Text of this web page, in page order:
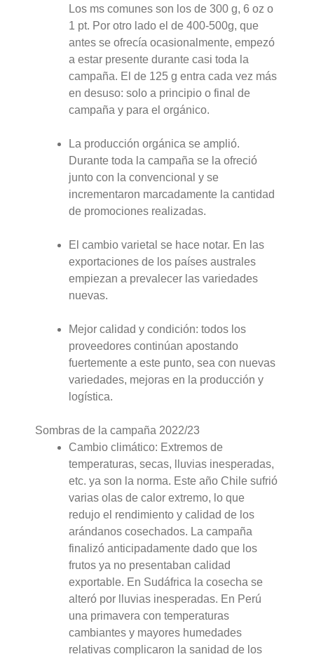
Los ms comunes son los de 300 g, 6 oz o
1 pt. Por otro lado el de 400-500g, que
antes se ofrecía ocasionalmente, empezó
a estar presente durante casi toda la
campaña. El de 125 g entra cada vez más
en desuso: solo a principio o final de
campaña y para el orgánico.
La producción orgánica se amplió.
Durante toda la campaña se la ofreció
junto con la convencional y se
incrementaron marcadamente la cantidad
de promociones realizadas.
El cambio varietal se hace notar. En las
exportaciones de los países australes
empiezan a prevalecer las variedades
nuevas.
Mejor calidad y condición: todos los
proveedores continúan apostando
fuertemente a este punto, sea con nuevas
variedades, mejoras en la producción y
logística.
Sombras de la campaña 2022/23
Cambio climático: Extremos de
temperaturas, secas, lluvias inesperadas,
etc. ya son la norma. Este año Chile sufrió
varias olas de calor extremo, lo que
redujo el rendimiento y calidad de los
arándanos cosechados. La campaña
finalizó anticipadamente dado que los
frutos ya no presentaban calidad
exportable. En Sudáfrica la cosecha se
alteró por lluvias inesperadas. En Perú
una primavera con temperaturas
cambiantes y mayores humedades
relativas complicaron la sanidad de los